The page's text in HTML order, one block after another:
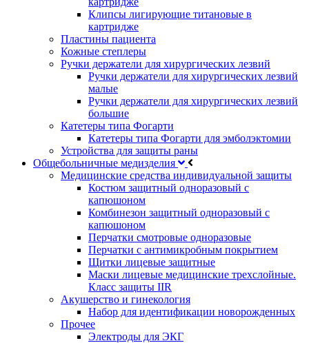
Клипсы лигирующие титановые в
картридже
Пластины пациента
Кожные степлеры
Ручки держатели для хирургических лезвий
Ручки держатели для хирургических лезвий
малые
Ручки держатели для хирургических лезвий
большие
Катетеры типа Фогарти
Катетеры типа Фогарти для эмболэктомии
Устройства для защиты раны
Общебольничные медизделия
Медицинские средства индивидуальной защиты
Костюм защитный одноразовый с
капюшоном
Комбинезон защитный одноразовый с
капюшоном
Перчатки смотровые одноразовые
Перчатки с антимикробным покрытием
Щитки лицевые защитные
Маски лицевые медицинские трехслойные.
Класс защиты IIR
Акушерство и гинекология
Набор для идентификации новорожденных
Прочее
Электроды для ЭКГ